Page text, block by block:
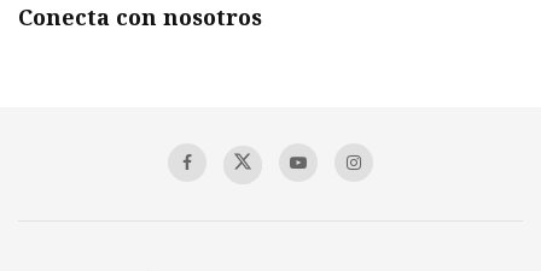
Conecta con nosotros